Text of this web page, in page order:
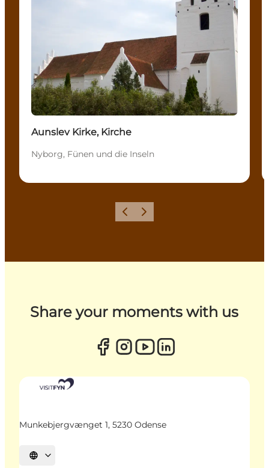
Aunslev Kirke, Kirche
Nyborg, Fünen und die Inseln
ZurückWeiter
Share your moments with us
Munkebjergvænget 1, 5230 Odense
Sprache auswählen